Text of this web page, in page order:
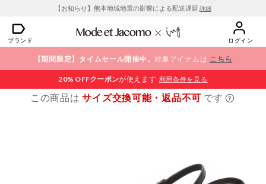
【お知らせ】熊本地域地震の影響による配送遅延 詳細
ブランド ログイン
【期間限定】タイムセール開催中。対象アイテムは こちら
20% OFFクーポンが使えます 利用条件を見る
この商品はサイズ交換可能・返品不可 です